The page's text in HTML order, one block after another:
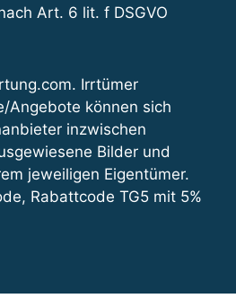
Art. 6 lit. f DSGVO
Irrtümer
Angebote können sich
inzwischen
Bilder und
jeweiligen Eigentümer.
Rabattcode TG5 mit 5%